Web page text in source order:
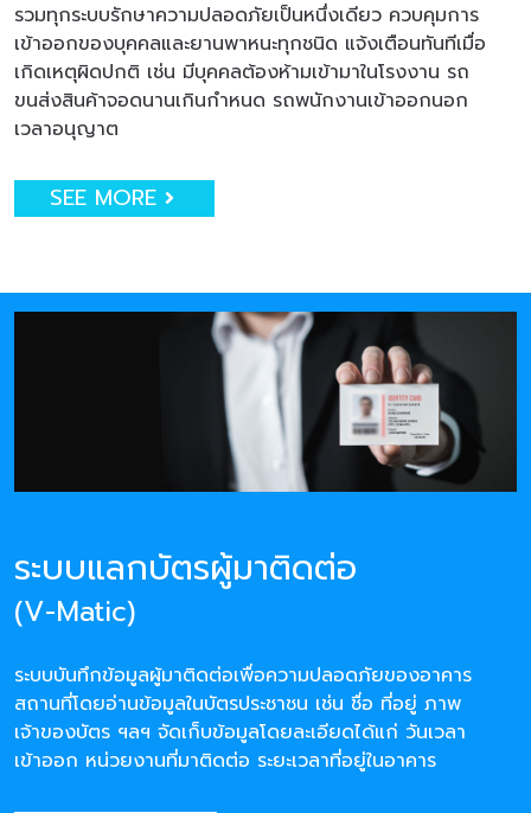
รวมทุกระบบรักษาความปลอดภัยเป็นหนึ่งเดียว ควบคุมการ
เข้าออกของบุคคลและยานพาหนะทุกชนิด แจ้งเตือนทันทีเมื่อ
เกิดเหตุผิดปกติ เช่น มีบุคคลต้องห้ามเข้ามาในโรงงาน รถ
ขนส่งสินค้าจอดนานเกินกำหนด รถพนักงานเข้าออกนอก
เวลาอนุญาต
SEE MORE
ระบบแลกบัตรผู้มาติดต่อ
(V-Matic)
ระบบบันทึกข้อมูลผู้มาติดต่อเพื่อความปลอดภัยของอาคาร
สถานที่โดยอ่านข้อมูลในบัตรประชาชน เช่น ชื่อ ที่อยู่ ภาพ
เจ้าของบัตร ฯลฯ จัดเก็บข้อมูลโดยละเอียดได้แก่ วันเวลา
เข้าออก หน่วยงานที่มาติดต่อ ระยะเวลาที่อยู่ในอาคาร